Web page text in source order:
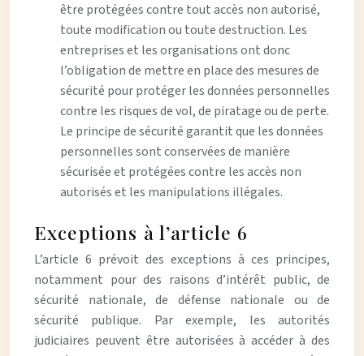
être protégées contre tout accès non autorisé,
toute modification ou toute destruction. Les
entreprises et les organisations ont donc
l’obligation de mettre en place des mesures de
sécurité pour protéger les données personnelles
contre les risques de vol, de piratage ou de perte.
Le principe de sécurité garantit que les données
personnelles sont conservées de manière
sécurisée et protégées contre les accès non
autorisés et les manipulations illégales.
Exceptions à l’article 6
L’article 6 prévoit des exceptions à ces principes,
notamment pour des raisons d’intérêt public, de
sécurité nationale, de défense nationale ou de
sécurité publique. Par exemple, les autorités
judiciaires peuvent être autorisées à accéder à des